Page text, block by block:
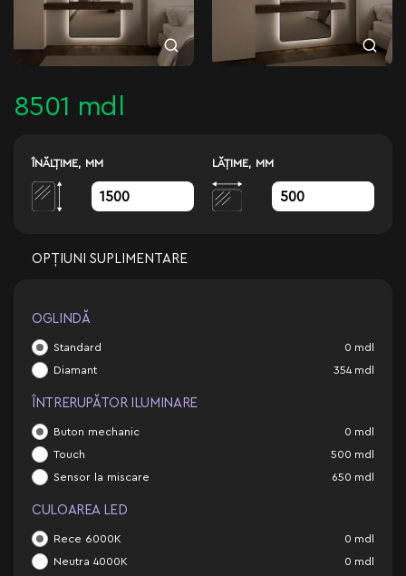
8501 mdl
ÎNĂLŢIME, MM LĂŢIME, MM
OPȚIUNI SUPLIMENTARE
OGLINDĂ
Standard 0 mdl
Diamant 354mdl
ÎNTRERUPĂTOR ILUMINARE
Buton mechanic 0 mdl
Touch 500 mdl
Sensor la miscare 650 mdl
CULOAREA LED
Rece 6000K 0 mdl
Neutra 4000K 0 mdl